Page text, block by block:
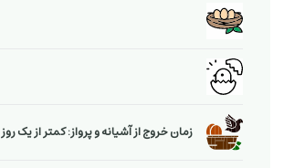
زمان خروج از آشیانه و پرواز: کمتر از یک روز